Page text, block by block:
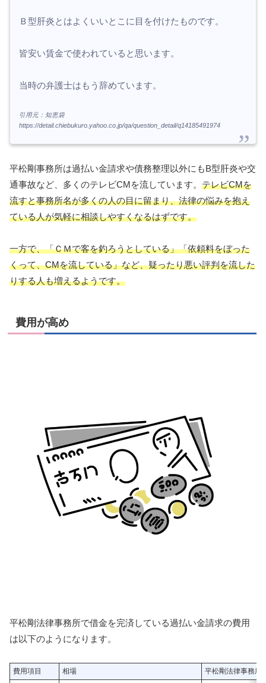
Ｂ型肝炎とはよくいいとこに目を付けたものです。
皆安い賃金で使われていると思います。
当時の弁護士はもう辞めています。
引用元：知恵袋
https://detail.chiebukuro.yahoo.co.jp/qa/question_detail/q14185491974
平松剛事務所は過払い金請求や債務整理以外にもB型肝炎や交
通事故など、多くのテレビCMを流しています。 テレビCMを
流すと事務所名が多くの人の目に留まり、法律の悩みを抱え
ている人が気軽に相談しやすくなるはずです。
一方で、「ＣＭで客を釣ろうとしている」「依頼料をぼった
くって、CMを流している」など、疑ったり悪い評判を流した
りする人も増えるようです。
費用が高め
平松剛法律事務所で借金を完済している過払い金請求の費用
は以下のようになります。
費用項目 相場
平松剛法律事務所